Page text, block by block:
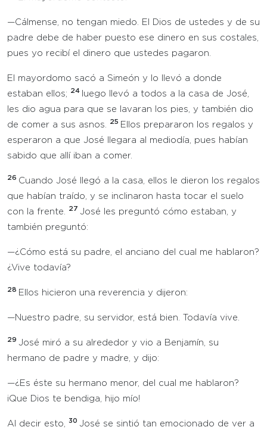
—Cálmense, no tengan miedo. El Dios de ustedes y de su
padre debe de haber puesto ese dinero en sus costales,
pues yo recibí el dinero que ustedes pagaron.
El mayordomo sacó a Simeón y lo llevó a donde
estaban ellos;
24
luego llevó a todos a la casa de José,
les dio agua para que se lavaran los pies, y también dio
de comer a sus asnos.
25 Ellos prepararon los regalos y
esperaron a que José llegara al mediodía, pues habían
sabido que allí iban a comer.
26 Cuando José llegó a la casa, ellos le dieron los regalos
que habían traído, y se inclinaron hasta tocar el suelo
con la frente.
27 José les preguntó cómo estaban, y
también preguntó:
—¿Cómo está su padre, el anciano del cual me hablaron?
¿Vive todavía?
28 Ellos hicieron una reverencia y dijeron:
—Nuestro padre, su servidor, está bien. Todavía vive.
29 José miró a su alrededor y vio a Benjamín, su
hermano de padre y madre, y dijo:
—¿Es éste su hermano menor, del cual me hablaron?
¡Que Dios te bendiga, hijo mío!
Al decir esto, 30 José se sintió tan emocionado de ver a